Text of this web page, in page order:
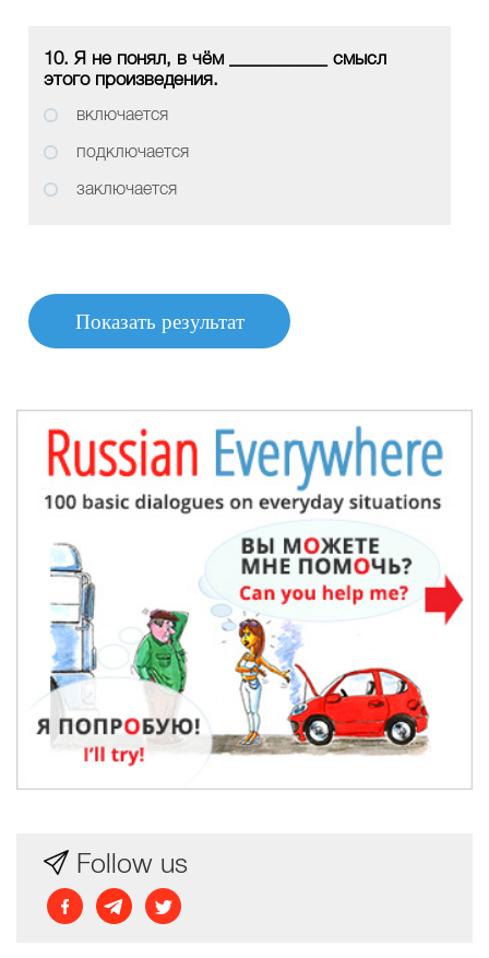
10. Я не понял, в чём __________ смысл
этого произведения.
включается
подключается
заключается
Follow us